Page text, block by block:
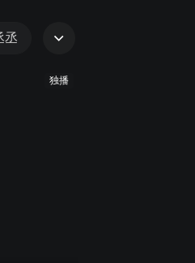
丞
独播